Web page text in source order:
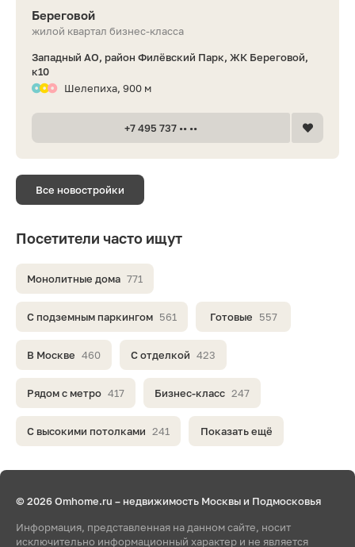
Береговой
жилой квартал бизнес-класса
Западный АО, район Филёвский Парк, ЖК Береговой,
к10
Шелепиха, 900 м
+7 495 737 •• ••
Все новостройки
Посетители часто ищут
Монолитные дома 771
С подземным паркингом 561 Готовые 557
В Москве 460 С отделкой 423
Рядом с метро 417 Бизнес-класс 247
С высокими потолками 241 Показать ещё
© 2026 Omhome.ru – недвижимость Москвы и Подмосковья
Информация, представленная на данном сайте, носит
исключительно информационный характер и не является